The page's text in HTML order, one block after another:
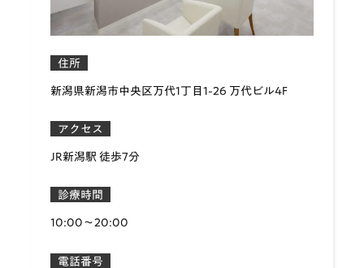
住所
新潟県新潟市中央区万代1丁目1-26 万代ビル4F
アクセス
JR新潟駅 徒歩7分
診療時間
10:00〜20:00
電話番号